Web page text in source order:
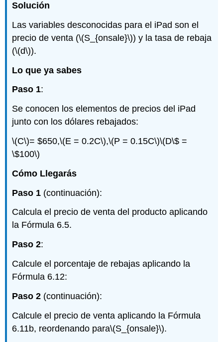
Solución
Las variables desconocidas para el iPad son el
precio de venta (\(S_{onsale}\)) y la tasa de rebaja
(\(d\)).
Lo que ya sabes
Paso 1:
Se conocen los elementos de precios del iPad
junto con los dólares rebajados:
\(C\)= $650,\(E = 0.2C\),\(P = 0.15C\)\(D\$ =
\$100\)
Cómo Llegarás
Paso 1 (continuación):
Calcula el precio de venta del producto aplicando
la Fórmula 6.5.
Paso 2:
Calcule el porcentaje de rebajas aplicando la
Fórmula 6.12:
Paso 2 (continuación):
Calcule el precio de venta aplicando la Fórmula
6.11b, reordenando para\(S_{onsale}\).